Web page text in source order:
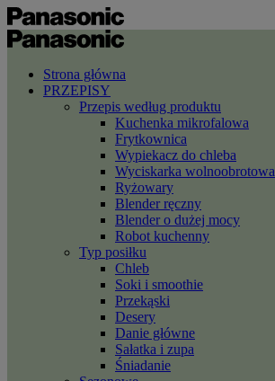
Strona główna
PRZEPISY
Przepis według produktu
Kuchenka mikrofalowa
Frytkownica
Wypiekacz do chleba
Wyciskarka wolnoobrotowa
Ryżowary
Blender ręczny
Blender o dużej mocy
Robot kuchenny
Typ posiłku
Chleb
Soki i smoothie
Przekąski
Desery
Danie główne
Sałatka i zupa
Śniadanie